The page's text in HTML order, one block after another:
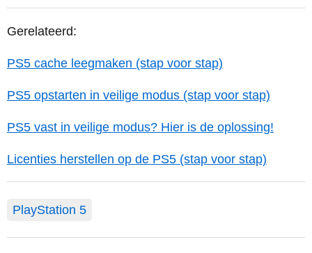
Gerelateerd:
PS5 cache leegmaken (stap voor stap)
PS5 opstarten in veilige modus (stap voor stap)
PS5 vast in veilige modus? Hier is de oplossing!
Licenties herstellen op de PS5 (stap voor stap)
PlayStation 5